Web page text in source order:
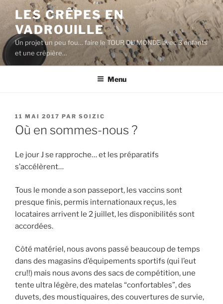
contenu
principal
LES CRÊPES EN
VADROUILLE
Un projet un peu fou… faire le TOUR DU MONDE avec 3 enfants
et une crêpière…
Menu
PUBLIÉ
LE
11 MAI 2017 PAR SOIZIC
Où en sommes-nous ?
Le jour J se rapproche… et les préparatifs
s’accélèrent…
Tous le monde a son passeport, les vaccins sont
presque finis, permis internationaux reçus, les
locataires arrivent le 2 juillet, les disponibilités sont
accordées.
Côté matériel, nous avons passé beaucoup de temps
dans des magasins d’équipements sportifs (qui l’eut
cru!!) mais nous avons des sacs de compétition, une
tente ultra légère, des matelas “confortables”, des
duvets, des moustiquaires, des couvertures de survie,